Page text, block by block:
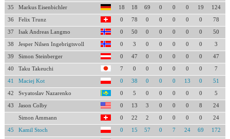
35 Markus Eisenbichler 18 18 69 0 0 0 19 124
36 Felix Trunz 0 78 0 0 0 0 0 78
37 Isak Andreas Langmo 0 50 0 0 0 0 0 50
38 Jesper Nilsen Ingebrigtsvoll 0 3 0 0 0 0 0 3
39 Simon Steinberger 0 47 0 0 0 0 0 47
40 Taku Takeuchi 7 0 0 0 0 0 0 7
41 Maciej Kot 0 38 0 0 0 13 0 51
42 Svyatoslav Nazarenko 0 5 0 0 0 0 0 5
43 Jason Colby 0 13 3 0 0 0 8 24
Simon Ammann 0 22 2 0 0 0 0 24
45 Kamil Stoch 0 15 57 0 7 24 69 172